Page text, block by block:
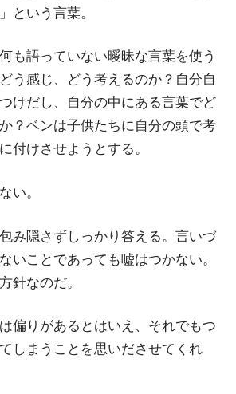
という言葉。
も語っていない曖昧な言葉を使う
う感じ、どう考えるのか？自分自
けだし、自分の中にある言葉でど
？ベンは子供たちに自分の頭で考
付けさせようとする。
い。
み隠さずしっかり答える。言いづ
いことであっても嘘はつかない。
針なのだ。
偏りがあるとはいえ、それでもつ
しまうことを思いださせてくれ